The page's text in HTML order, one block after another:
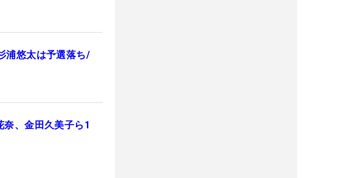
浦悠太は予選落ち/
、金田久美子ら1